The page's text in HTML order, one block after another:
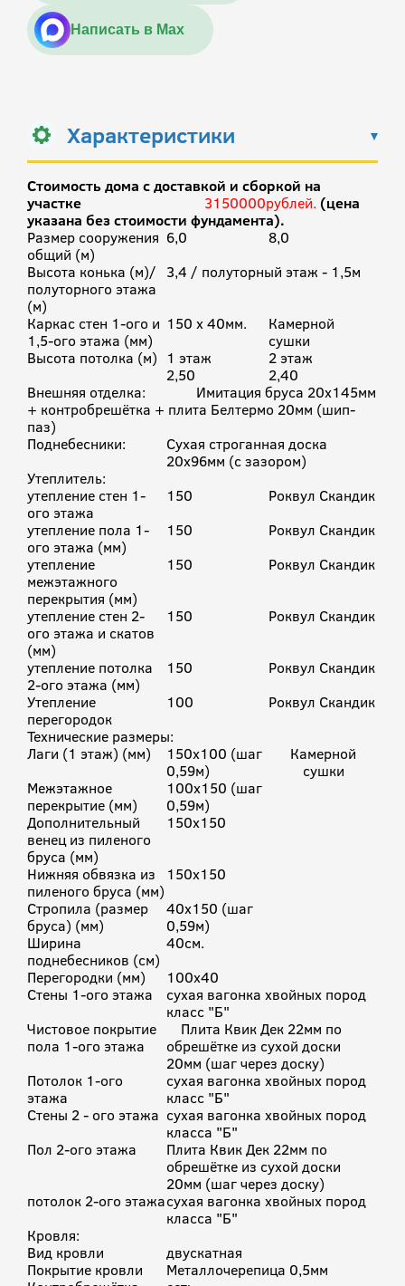
Написать в Max
Характеристики
Стоимость дома с доставкой и сборкой на
участке 3150000рублей. (цена
указана без стоимости фундамента).
Размер сооружения
общий (м)
6,0
8,0
Высота конька (м)/
полуторного этажа
(м)
3,4 / полуторный этаж - 1,5м
Каркас стен 1-ого и
1,5-ого этажа (мм)
150 х 40мм.
Камерной
сушки
Высота потолка (м) 1 этаж
2 этаж
2,50
2,40
Внешняя отделка: Имитация бруса 20х145мм
+ контробрешётка + плита Белтермо 20мм (шип-
паз)
Поднебесники:
Сухая строганная доска
20х96мм (с зазором)
Утеплитель:
утепление стен 1-
ого этажа
150
Роквул Скандик
утепление пола 1-
ого этажа (мм)
150
Роквул Скандик
утепление
межэтажного
перекрытия (мм)
150 Роквул Скандик
утепление стен 2-
ого этажа и скатов
(мм)
150 Роквул Скандик
утепление потолка
2-ого этажа (мм)
150
Роквул Скандик
Утепление
перегородок
100
Роквул Скандик
Технические размеры:
Лаги (1 этаж) (мм)
150х100 (шаг
0,59м)
Камерной
сушки
Межэтажное
перекрытие (мм)
100х150 (шаг
0,59м)
Дополнительный
венец из пиленого
бруса (мм)
150х150
Нижняя обвязка из
пиленого бруса (мм)
150х150
Стропила (размер
бруса) (мм)
40х150 (шаг
0,59м)
Ширина
поднебесников (cм)
40см.
Перегородки (мм)
100х40
Стены 1-ого этажа
сухая вагонка хвойных пород
класс "Б"
Чистовое покрытие
пола 1-ого этажа
Плита Квик Дек 22мм по
обрешётке из сухой доски
20мм (шаг через доску)
Потолок 1-ого
этажа
сухая вагонка хвойных пород
класс "Б"
Стены 2 - ого этажа сухая вагонка хвойных пород
класса "Б"
Пол 2-ого этажа
Плита Квик Дек 22мм по
обрешётке из сухой доски
20мм (шаг через доску)
потолок 2-ого этажасухая вагонка хвойных пород
класса "Б"
Кровля:
Вид кровли
двускатная
Покрытие кровли
Металлочерепица 0,5мм